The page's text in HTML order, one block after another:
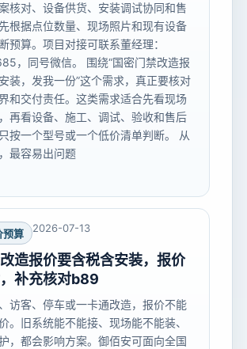
核对、设备供货、安装调试协同和售
根据点位数量、现场照片和现有设备
预算。项目对接可联系董经理：
，同号微信。 围绕“国密门禁改造报
装，发我一份”这个需求，真正要核对
和交付责任。这类需求适合先看现场
再看设备、施工、调试、验收和售后
按一个型号或一个低价清单判断。 从
最容易出问题
预算 2026-07-13
造报价要含税含安装，报价
补充核对b89
访客、停车或一卡通改造，报价不能
。旧系统能不能接、现场能不能装、
，都会影响方案。御佰安可面向全国